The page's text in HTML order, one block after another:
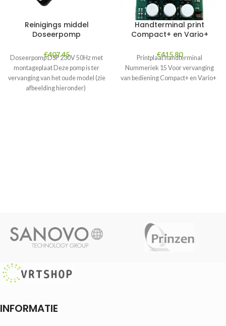
Reinigings middel
Doseerpomp
€407.45
Doseerpomp DSP 230V 50Hz met
montageplaat Deze pomp is ter
vervanging van het oude model (zie
afbeelding hieronder)
Handterminal print
Compact+ en Vario+
€415.80
Printplaat handterminal
Nummeriek 15 Voor vervanging
van bediening Compact+ en Vario+
INFORMATIE